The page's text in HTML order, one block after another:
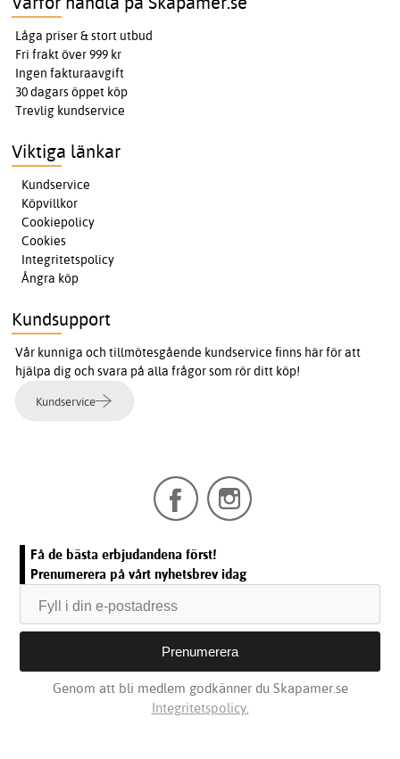
Låga priser & stort utbud
Fri frakt över 999 kr
Ingen fakturaavgift
30 dagars öppet köp
Trevlig kundservice
Viktiga länkar
Kundservice
Köpvillkor
Cookiepolicy
Cookies
Integritetspolicy
Ångra köp
Kundsupport
Vår kunniga och tillmötesgående kundservice finns här för att
hjälpa dig och svara på alla frågor som rör ditt köp!
Kundservice
Få de bästa erbjudandena först!
Prenumerera på vårt nyhetsbrev idag
Genom att bli medlem godkänner du Skapamer.se
Integritetspolicy.